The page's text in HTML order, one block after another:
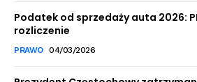
Podatek od sprzedaży auta 2026:
rozliczenie
PRAWO 04/03/2026